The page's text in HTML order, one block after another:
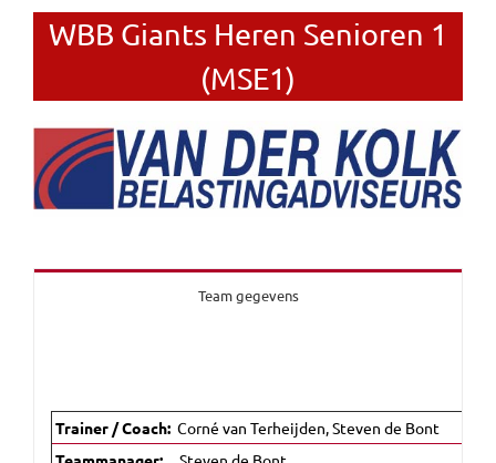
WBB Giants Heren Senioren 1
(MSE1)
Team gegevens
Trainer / Coach:Corné van Terheijden, Steven de Bont